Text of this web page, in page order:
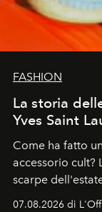
FASHION
La storia
Yves Saint
Come ha fatto
accessorio cult?
scarpe
07.08.2026 di